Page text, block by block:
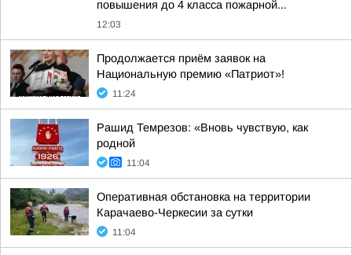
повышения до 4 класса пожарной...
12:03
Продолжается приём заявок на
Национальную премию «Патриот»!
11:24
Рашид Темрезов: «Вновь чувствую, как
родной
11:04
Оперативная обстановка на территории
Карачаево-Черкесии за сутки
11:04